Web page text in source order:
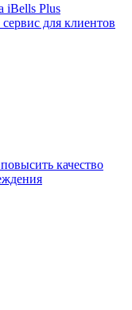
iBells Plus
для клиентов
качество